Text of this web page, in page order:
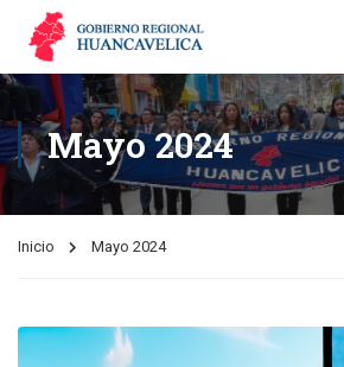
Mayo 2024
Inicio Mayo 2024